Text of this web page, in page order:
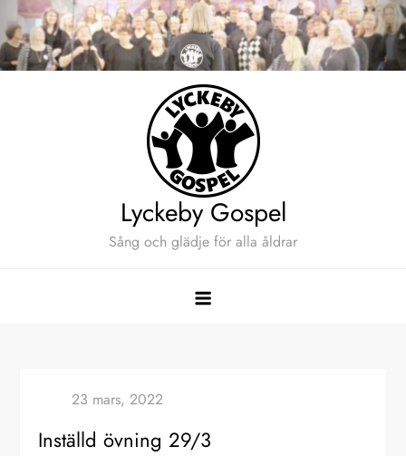
Hoppa
till
innehåll
Lyckeby Gospel
Sång och glädje för alla åldrar
Inställd övning 29/3